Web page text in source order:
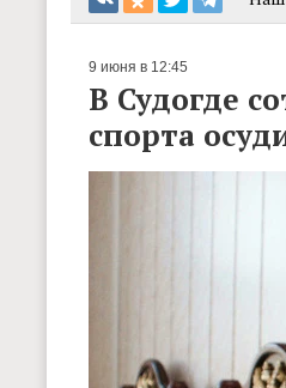
9 июня в 12:45
В Судогде
спорта